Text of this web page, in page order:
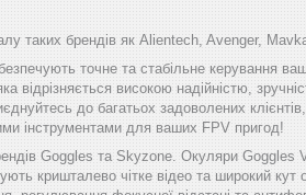
таких брендів як Alientech, Avenger,
точне та стабільне керування
високою надійністю,
до багатьох задоволених
інструментами для ваших FPV пригод!
Goggles та Skyzone. Окуляри Goggles
кришталево чітке відео та широкий